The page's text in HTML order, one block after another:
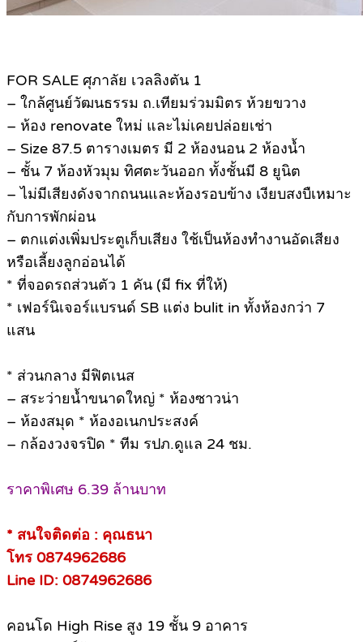
FOR SALE ศุภาลัย เวลลิงตัน 1
– ใกล้ศูนย์วัฒนธรรม ถ.เทียมร่วมมิตร ห้วยขวาง
– ห้อง renovate ใหม่ และไม่เคยปล่อยเช่า
– Size 87.5 ตารางเมตร มี 2 ห้องนอน 2 ห้องน้ำ
– ชั้น 7 ห้องหัวมุม ทิศตะวันออก ทั้งชั้นมี 8 ยูนิต
– ไม่มีเสียงดังจากถนนและห้องรอบข้าง เงียบสงบืเหมาะ
กับการพักผ่อน
– ตกแต่งเพิ่มประตูเก็บเสียง ใช้เป็นห้องทำงานอัดเสียง
หรือเลี้ยงลูกอ่อนได้
* ที่จอดรถส่วนตัว 1 คัน (มี fix ที่ให้)
* เฟอร์นิเจอร์แบรนด์ SB แต่ง bulit in ทั้งห้องกว่า 7
แสน
* ส่วนกลาง มีฟิตเนส
– สระว่ายน้ำขนาดใหญ่ * ห้องซาวน่า
– ห้องสมุด * ห้องอเนกประสงค์
– กล้องวงจรปิด * ทีม รปภ.ดูแล 24 ชม.
ราคาพิเศษ 6.39 ล้านบาท
* สนใจติดต่อ : คุณธนา
โทร 0874962686
Line ID: 0874962686
คอนโด High Rise สูง 19 ชั้น 9 อาคาร